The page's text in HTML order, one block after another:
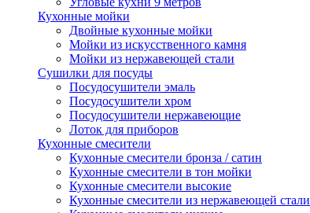
Кухонные мойки
Двойные кухонные мойки
Мойки из искусственного камня
Мойки из нержавеющей стали
Сушилки для посуды
Посудосушители эмаль
Посудосушители хром
Посудосушители нержавеющие
Лоток для приборов
Кухонные смесители
Кухонные смесители бронза / сатин
Кухонные смесители в тон мойки
Кухонные смесители высокие
Кухонные смесители из нержавеющей стали